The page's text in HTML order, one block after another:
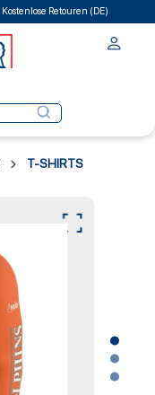
Kostenlose Retouren (DE)
T-SHIRTS